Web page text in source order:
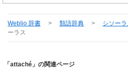
Weblio 辞書 > 類語辞典 > シソーラ
ーラス
「attaché」の関連ページ